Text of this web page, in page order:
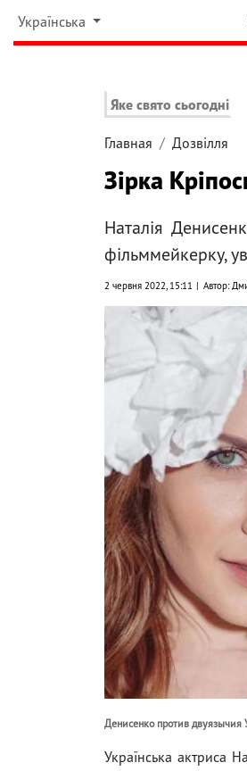
Українська
Яке свято сьогодні
Главная Дозвілля
Зірка
Наталія
фільммейкерку,
2 червня 2022, 15:11 Автор:
Денисенко против двуязычия
Українська актриса